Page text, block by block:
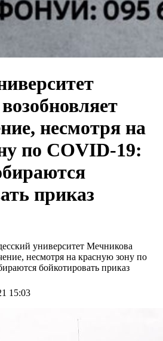
несмотря на
по COVID-19:
приказ
университет Мечникова
несмотря на красную зону по
бойкотировать приказ
15:03